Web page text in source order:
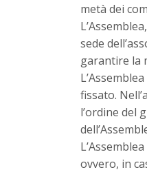
metà dei
sede
garantire la
fissato.
l’ordine del
ovvero, in